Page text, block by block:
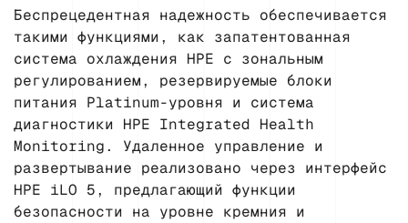
Беспрецедентная надежность обеспечивается
такими функциями, как запатентованная
система охлаждения HPE с зональным
регулированием, резервируемые блоки
питания Platinum-уровня и система
диагностики HPE Integrated Health
Monitoring. Удаленное управление и
развертывание реализовано через интерфейс
HPE iLO 5, предлагающий функции
безопасности на уровне кремния и